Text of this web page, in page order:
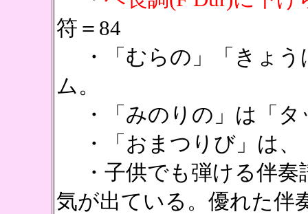
符＝84
・「むらの」「きょう
ム。
・「みのりの」は「
・「おまつりび」は、
・子供でも弾ける伴奏
気が出ている。優れた伴